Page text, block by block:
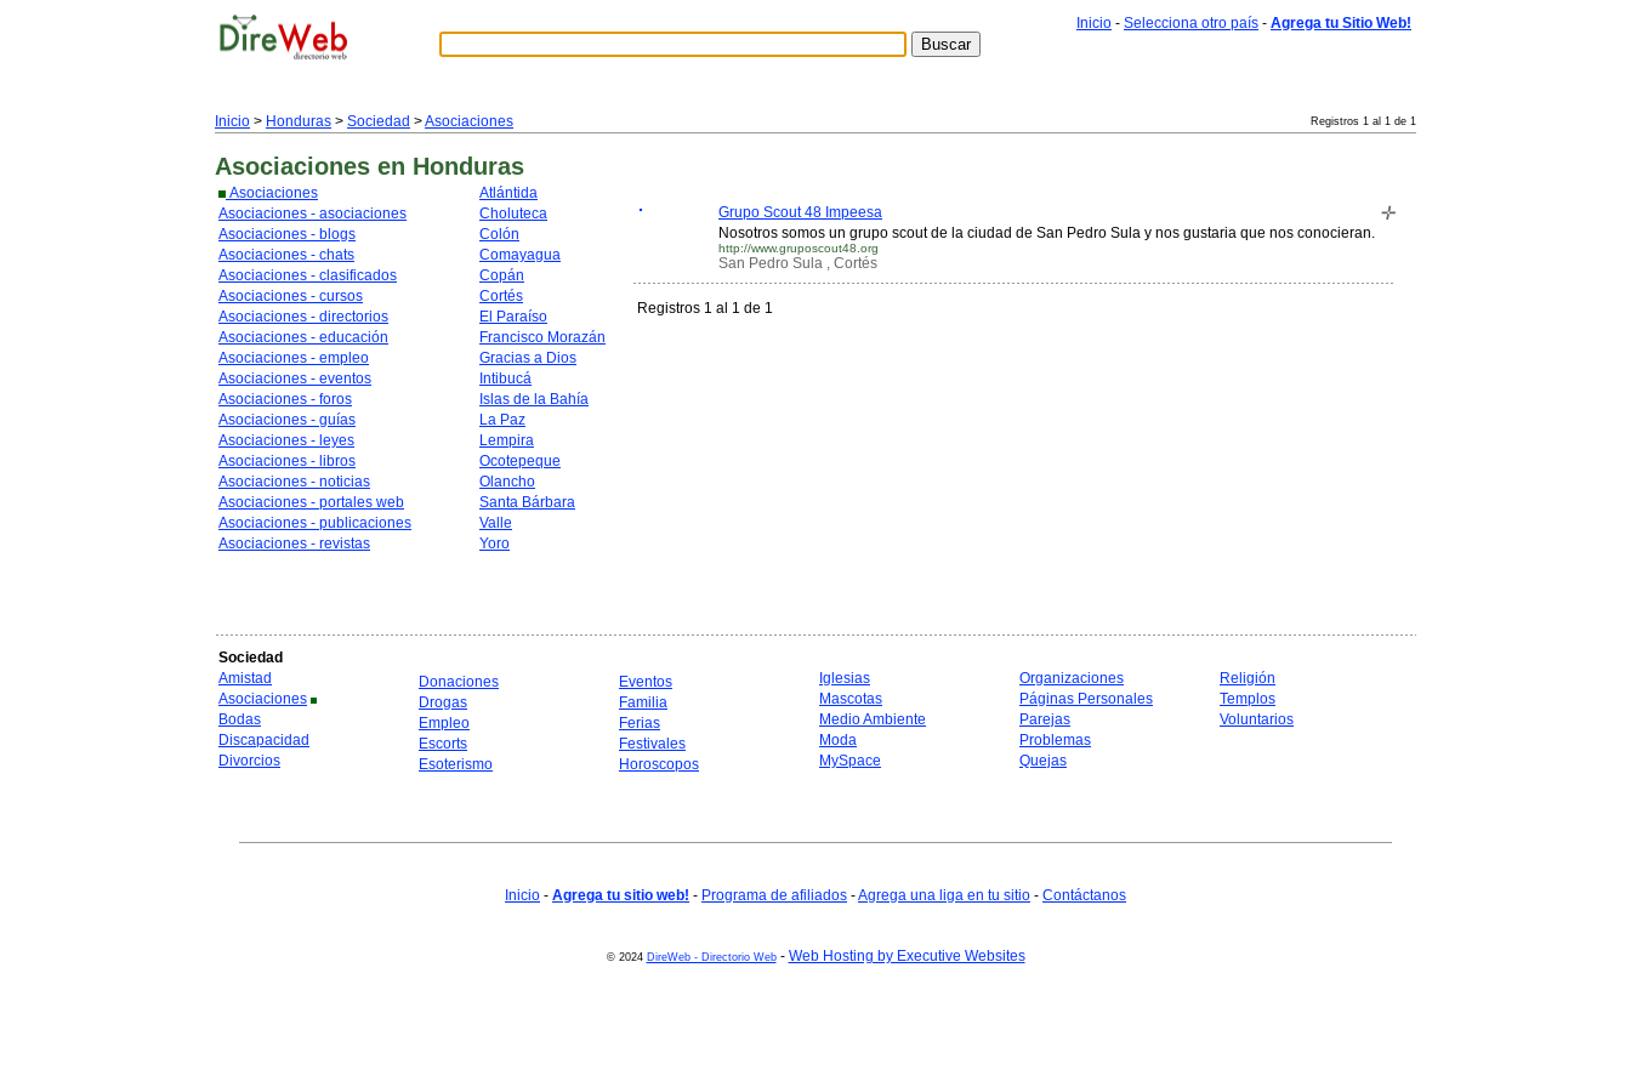
Inicio - Selecciona otro país - Agrega tu Sitio Web!
Inicio > Honduras > Sociedad >Asociaciones Registros 1 al 1 de 1
Asociaciones en Honduras
Asociaciones
Asociaciones - asociaciones
Asociaciones - blogs
Asociaciones - chats
Asociaciones - clasificados
Asociaciones - cursos
Asociaciones - directorios
Asociaciones - educación
Asociaciones - empleo
Asociaciones - eventos
Asociaciones - foros
Asociaciones - guías
Asociaciones - leyes
Asociaciones - libros
Asociaciones - noticias
Asociaciones - portales web
Asociaciones - publicaciones
Asociaciones - revistas
Atlántida
Choluteca
Colón
Comayagua
Copán
Cortés
El Paraíso
Francisco Morazán
Gracias a Dios
Intibucá
Islas de la Bahía
La Paz
Lempira
Ocotepeque
Olancho
Santa Bárbara
Valle
Yoro
Grupo Scout 48 Impeesa
Nosotros somos un grupo scout de la ciudad de San Pedro Sula y nos gustaria que nos conocieran.
http://www.gruposcout48.org
San Pedro Sula , Cortés
Registros 1 al 1 de 1
Sociedad
Amistad
Asociaciones
Bodas
Discapacidad
Divorcios
Donaciones
Drogas
Empleo
Escorts
Esoterismo
Eventos
Familia
Ferias
Festivales
Horoscopos
Iglesias
Mascotas
Medio Ambiente
Moda
MySpace
Organizaciones
Páginas Personales
Parejas
Problemas
Quejas
Religión
Templos
Voluntarios
Inicio - Agrega tu sitio web! - Programa de afiliados -Agrega una liga en tu sitio - Contáctanos
© 2024 DireWeb - Directorio Web- Web Hosting by Executive Websites